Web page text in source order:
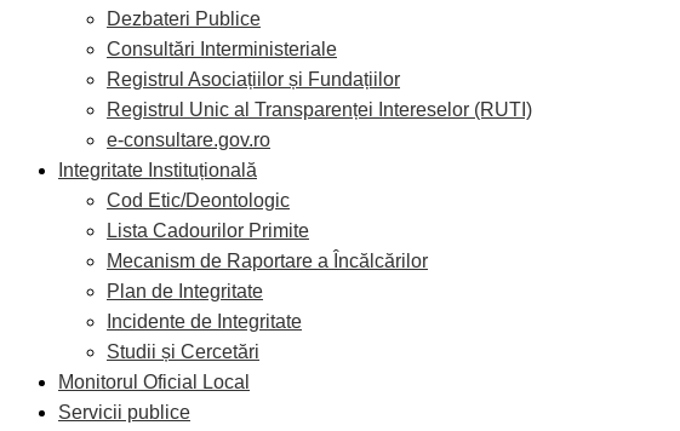
Dezbateri Publice
Consultări Interministeriale
Registrul Asociațiilor și Fundațiilor
Registrul Unic al Transparenței Intereselor (RUTI)
e-consultare.gov.ro
Integritate Instituțională
Cod Etic/Deontologic
Lista Cadourilor Primite
Mecanism de Raportare a Încălcărilor
Plan de Integritate
Incidente de Integritate
Studii și Cercetări
Monitorul Oficial Local
Servicii publice